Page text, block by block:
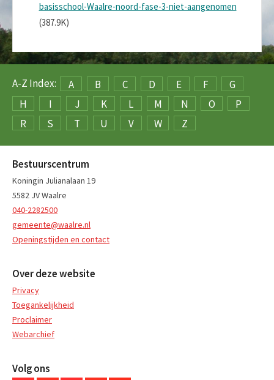
basisschool-Waalre-noord-fase-3-niet-aangenomen
(387.9K)
A-Z Index: A B C D E F
G
H
I J K L M N O
P
R
S T U V W Z
Bestuurscentrum
Koningin Julianalaan 19
5582 JV Waalre
040-2282500
gemeente@waalre.nl
Openingstijden en contact
Over deze website
Privacy
Toegankelijkheid
Proclaimer
Webarchief
Volg ons